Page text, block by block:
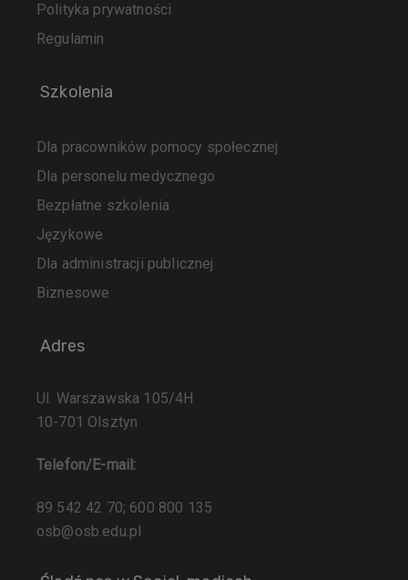
Polityka prywatności
Regulamin
Szkolenia
Dla pracowników pomocy społecznej
Dla personelu medycznego
Bezpłatne szkolenia
Językowe
Dla administracji publicznej
Biznesowe
Adres
Ul. Warszawska 105/4H
10-701 Olsztyn
Telefon/E-mail:
89 542 42 70; 600 800 135
osb@osb.edu.pl